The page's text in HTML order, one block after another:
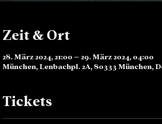
Zeit & Ort
28. März 2024, 21:00 – 29. März 2024, 04:00
München, Lenbachpl. 2A, 80333 München,
Tickets